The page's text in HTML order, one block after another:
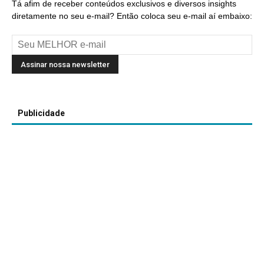
Tá afim de receber conteúdos exclusivos e diversos insights
diretamente no seu e-mail? Então coloca seu e-mail aí embaixo:
Publicidade